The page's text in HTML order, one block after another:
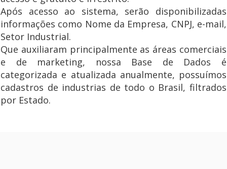
Após acesso ao sistema, serão disponibilizadas
informações como Nome da Empresa, CNPJ, e-mail,
Setor Industrial.
Que auxiliaram principalmente as áreas comerciais
e de marketing, nossa Base de Dados é
categorizada e atualizada anualmente, possuímos
cadastros de industrias de todo o Brasil, filtrados
por Estado.